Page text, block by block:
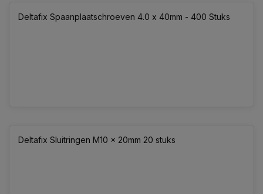
Deltafix Spaanplaatschroeven 4.0 x 40mm - 400 Stuks
Deltafix Sluitringen M10 x 20mm 20 stuks